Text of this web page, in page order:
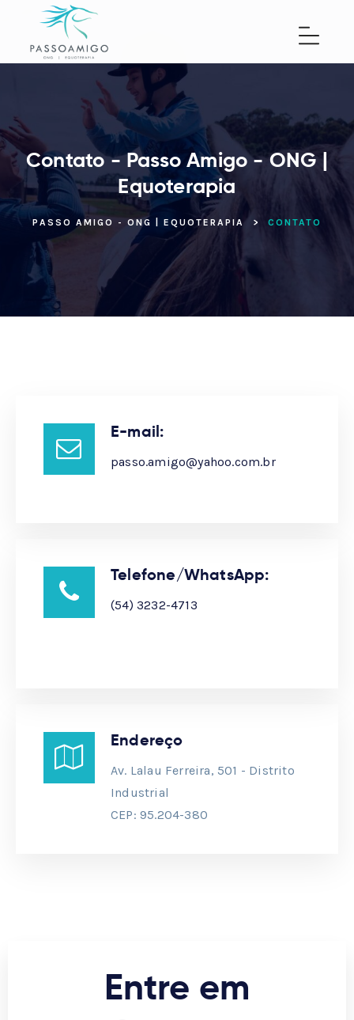
Contato - Passo Amigo - ONG |
Equoterapia
PASSO AMIGO - ONG | EQUOTERAPIA > CONTATO
E-mail:
passo.amigo@yahoo.com.br
Telefone/WhatsApp:
(54) 3232-4713
Endereço
Av. Lalau Ferreira, 501 - Distrito
Industrial
CEP: 95.204-380
Entre em